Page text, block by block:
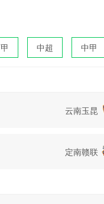
中超 中甲
云南玉昆
定南赣联